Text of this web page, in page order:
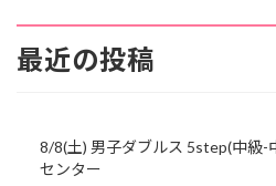
最近の投稿
8/8(土) 男子ダブルス 5step(中級-
センター